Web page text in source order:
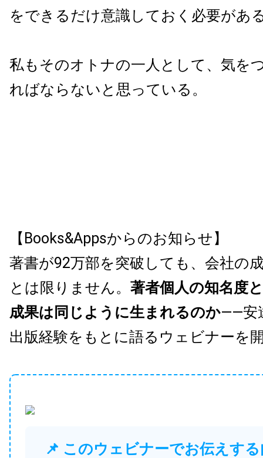
をできるだけ意識しておく必要があ
私もそのオトナの一人として、気を
ればならないと思っている。
【Books&Appsからのお知らせ】
著書が92万部を突破しても、会社の
とは限りません。 著者個人の知名度
成果は同じように生まれるのか——安
出版経験をもとに語るウェビナーを
📌 このウェビナーでお伝えす